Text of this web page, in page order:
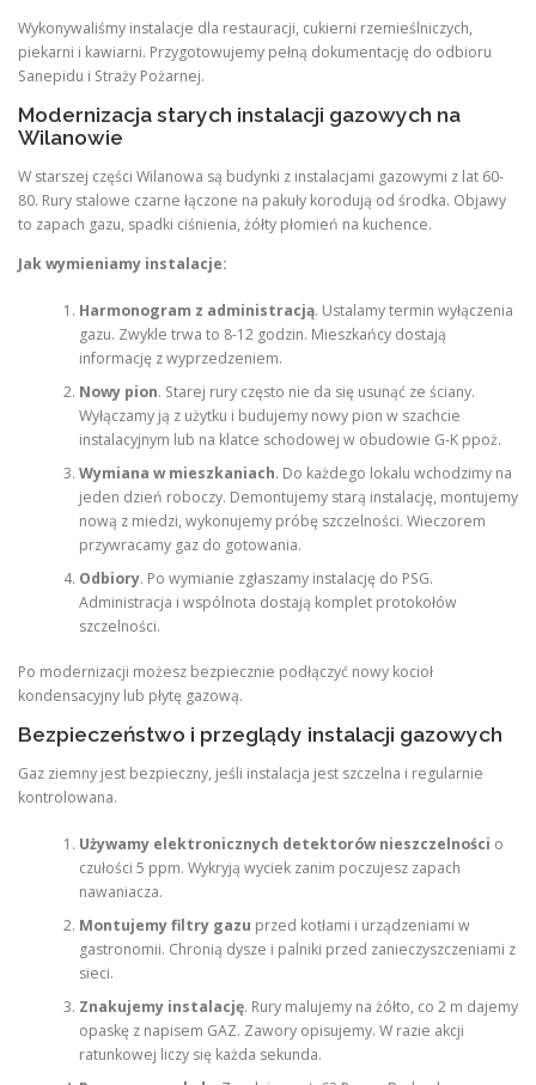
Wykonywaliśmy instalacje dla restauracji, cukierni rzemieślniczych,
piekarni i kawiarni. Przygotowujemy pełną dokumentację do odbioru
Sanepidu i Straży Pożarnej.
Modernizacja starych instalacji gazowych na
Wilanowie
W starszej części Wilanowa są budynki z instalacjami gazowymi z lat 60-
80. Rury stalowe czarne łączone na pakuły korodują od środka. Objawy
to zapach gazu, spadki ciśnienia, żółty płomień na kuchence.
Jak wymieniamy instalacje:
Harmonogram z administracją. Ustalamy termin wyłączenia
gazu. Zwykle trwa to 8-12 godzin. Mieszkańcy dostają
informację z wyprzedzeniem.
Nowy pion. Starej rury często nie da się usunąć ze ściany.
Wyłączamy ją z użytku i budujemy nowy pion w szachcie
instalacyjnym lub na klatce schodowej w obudowie G-K ppoż.
Wymiana w mieszkaniach. Do każdego lokalu wchodzimy na
jeden dzień roboczy. Demontujemy starą instalację, montujemy
nową z miedzi, wykonujemy próbę szczelności. Wieczorem
przywracamy gaz do gotowania.
Odbiory. Po wymianie zgłaszamy instalację do PSG.
Administracja i wspólnota dostają komplet protokołów
szczelności.
Po modernizacji możesz bezpiecznie podłączyć nowy kocioł
kondensacyjny lub płytę gazową.
Bezpieczeństwo i przeglądy instalacji gazowych
Gaz ziemny jest bezpieczny, jeśli instalacja jest szczelna i regularnie
kontrolowana.
Używamy elektronicznych detektorów nieszczelności o
czułości 5 ppm. Wykryją wyciek zanim poczujesz zapach
nawaniacza.
Montujemy filtry gazu przed kotłami i urządzeniami w
gastronomii. Chronią dysze i palniki przed zanieczyszczeniami z
sieci.
Znakujemy instalację. Rury malujemy na żółto, co 2 m dajemy
opaskę z napisem GAZ. Zawory opisujemy. W razie akcji
ratunkowej liczy się każda sekunda.